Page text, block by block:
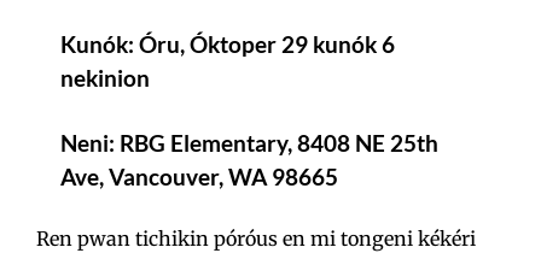
Kunók: Óru, Óktoper 29 kunók 6
nekinion
Neni: RBG Elementary, 8408 NE 25th
Ave, Vancouver, WA 98665
Ren pwan tichikin póróus en mi tongeni kékéri